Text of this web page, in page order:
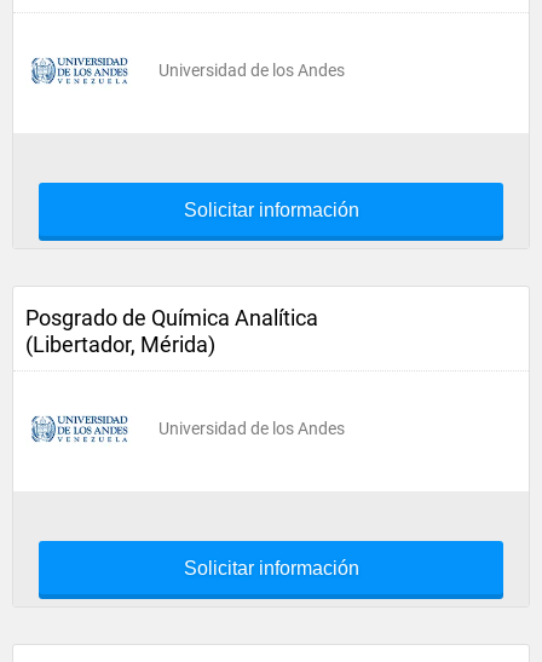
Universidad de los Andes
Solicitar información
Posgrado de Química Analítica
(Libertador, Mérida)
Universidad de los Andes
Solicitar información